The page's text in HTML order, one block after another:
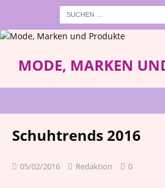
MODE, MARKEN
Schuhtrends 2016
05/02/2016 Redaktion 0